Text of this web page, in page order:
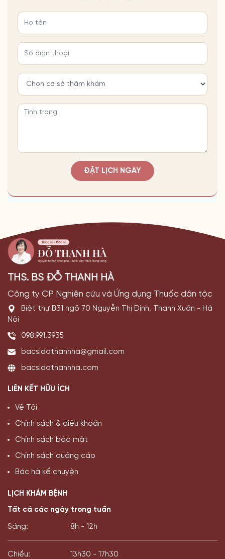
ĐẶT LỊCH NGAY
THS. BS ĐỖ THANH HÀ
Công ty CP Nghiên cứu và Ứng dụng Thuốc dân tộc
Biệt thự B31 ngõ 70 Nguyễn Thị Định, Thanh Xuân - Hà
Nội
098.991.3935
bacsidothanhha@gmail.com
bacsidothanhha.com
LIÊN KẾT HỮU ÍCH
Về Tôi
Chính sách & điều khoản
Chính sách bảo mật
Chính sách quảng cáo
Bác hà kể chuyện
LỊCH KHÁM BỆNH
Tất cả các ngày trong tuần
Sáng: 8h - 12h
Chiều: 13h30 - 17h30